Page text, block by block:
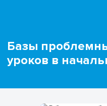
Базы
уроков в